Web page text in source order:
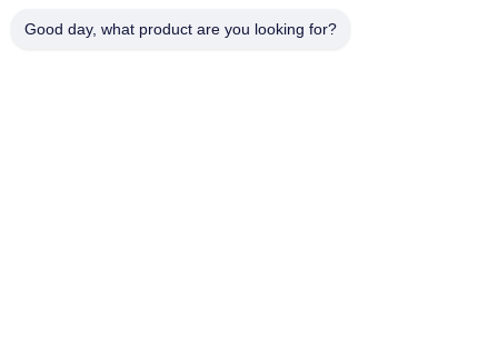
GUANGZHOU FUDE ELECTRONIC TECHNOLOGY CO.,LTD . 무
Good day, what product are you looking for?